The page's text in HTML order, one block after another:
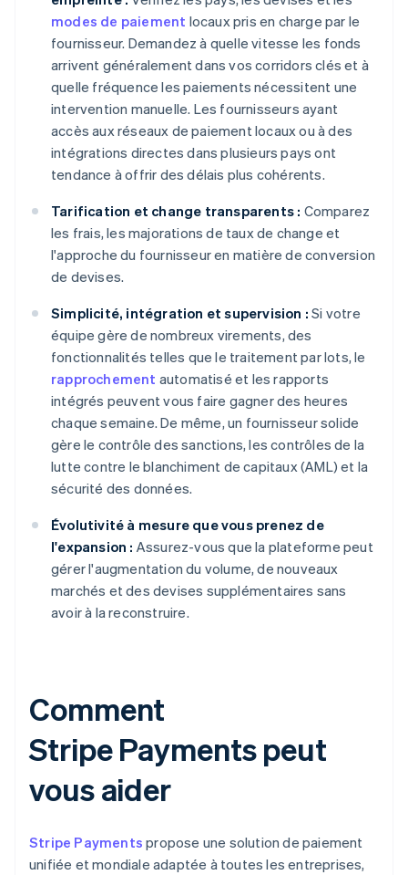
modes de paiement locaux pris en charge par le
fournisseur. Demandez à quelle vitesse les fonds
arrivent généralement dans vos corridors clés et à
quelle fréquence les paiements nécessitent une
intervention manuelle. Les fournisseurs ayant
accès aux réseaux de paiement locaux ou à des
intégrations directes dans plusieurs pays ont
tendance à offrir des délais plus cohérents.
Tarification et change transparents : Comparez
les frais, les majorations de taux de change et
l'approche du fournisseur en matière de conversion
de devises.
Simplicité, intégration et supervision : Si votre
équipe gère de nombreux virements, des
fonctionnalités telles que le traitement par lots, le
rapprochement automatisé et les rapports
intégrés peuvent vous faire gagner des heures
chaque semaine. De même, un fournisseur solide
gère le contrôle des sanctions, les contrôles de la
lutte contre le blanchiment de capitaux (AML) et la
sécurité des données.
Évolutivité à mesure que vous prenez de
l'expansion : Assurez-vous que la plateforme peut
gérer l'augmentation du volume, de nouveaux
marchés et des devises supplémentaires sans
avoir à la reconstruire.
Comment
Stripe Payments peut
vous aider
Stripe Payments propose une solution de paiement
unifiée et mondiale adaptée à toutes les entreprises,